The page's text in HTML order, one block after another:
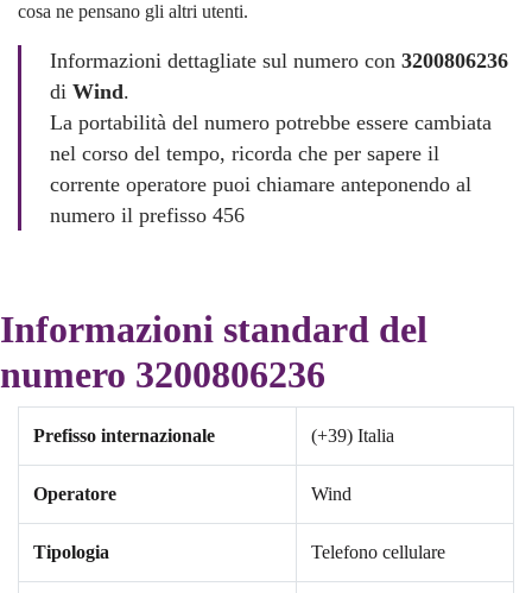
cosa ne pensano gli altri utenti.
Informazioni dettagliate sul numero con3200806236
diWind.
La portabilità del numero potrebbe essere cambiata
nel corso del tempo, ricorda che per sapere il
corrente operatore puoi chiamare anteponendo al
numero il prefisso 456
Informazioni standard del
numero 3200806236
Prefisso internazionale (+39) Italia
Operatore Wind
Tipologia Telefono cellulare